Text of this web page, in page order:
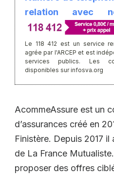
relation avec
Le 118 412 est un service
agrée par l'ARCEP et est
services publics. Les
disponibles sur infosva.org
AcommeAssure est un
d’assurances créé en
Finistère. Depuis 2017
de La France
proposer des offres